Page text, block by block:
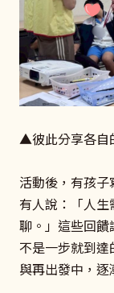
▲彼此分享各自
活動後，有孩
有人說：「人
聊。」這些回
不是一步就到
與再出發中，逐